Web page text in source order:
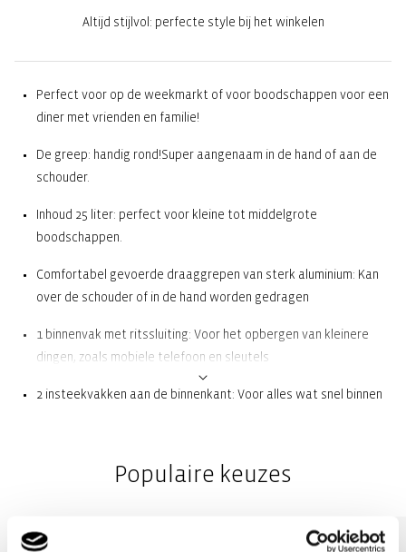
Altijd stijlvol: perfecte style bij het winkelen
Perfect voor op de weekmarkt of voor boodschappen voor een
diner met vrienden en familie!
De greep: handig rond!Super aangenaam in de hand of aan de
schouder.
Inhoud 25 liter: perfect voor kleine tot middelgrote
boodschappen.
Comfortabel gevoerde draaggrepen van sterk aluminium: Kan
over de schouder of in de hand worden gedragen
1 binnenvak met ritssluiting: Voor het opbergen van kleinere
dingen, zoals mobiele telefoon en sleutels
2 insteekvakken aan de binnenkant: Voor alles wat snel binnen
Stevige bodem met poten voor 100% bodemvrijheid: Voor
Populaire keuzes